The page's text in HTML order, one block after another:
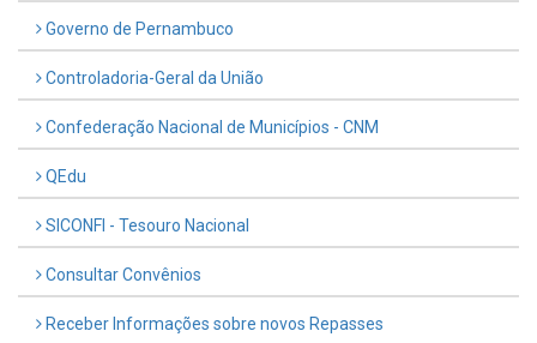
Governo de Pernambuco
Controladoria-Geral da União
Confederação Nacional de Municípios - CNM
QEdu
SICONFI - Tesouro Nacional
Consultar Convênios
Receber Informações sobre novos Repasses